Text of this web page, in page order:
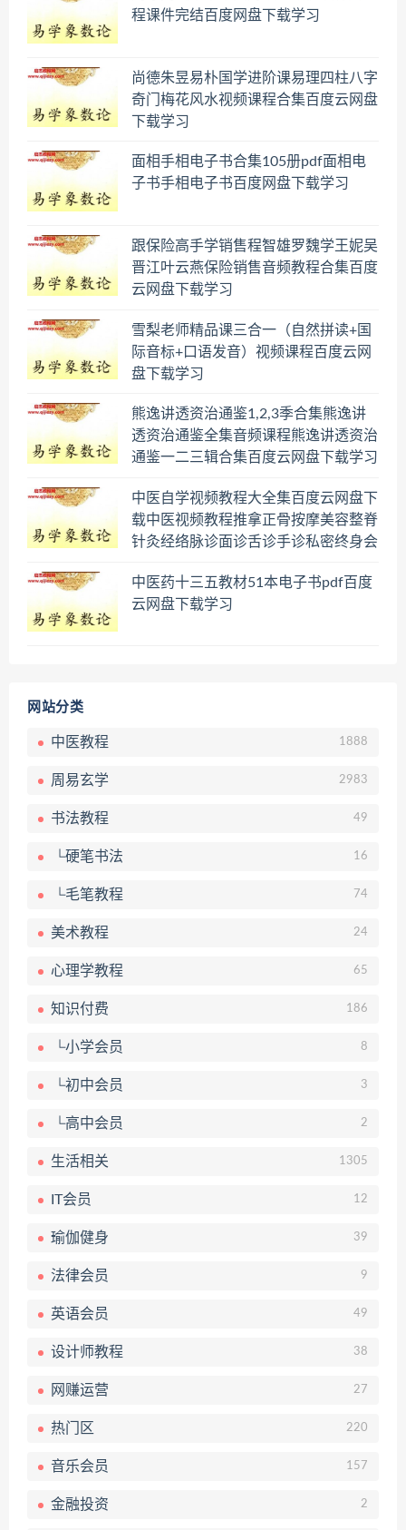
程课件完结百度网盘下载学习
尚德朱昱易朴国学进阶课易理四柱八字
奇门梅花风水视频课程合集百度云网盘
下载学习
面相手相电子书合集105册pdf面相电
子书手相电子书百度网盘下载学习
跟保险高手学销售程智雄罗魏学王妮吴
晋江叶云燕保险销售音频教程合集百度
云网盘下载学习
雪梨老师精品课三合一（自然拼读+国
际音标+口语发音）视频课程百度云网
盘下载学习
熊逸讲透资治通鉴1,2,3季合集熊逸讲
透资治通鉴全集音频课程熊逸讲透资治
通鉴一二三辑合集百度云网盘下载学习
中医自学视频教程大全集百度云网盘下
载中医视频教程推拿正骨按摩美容整脊
针灸经络脉诊面诊舌诊手诊私密终身会
中医药十三五教材51本电子书pdf百度
云网盘下载学习
网站分类
中医教程 1888
周易玄学 2983
书法教程 49
└硬笔书法 16
└毛笔教程 74
美术教程 24
心理学教程 65
知识付费 186
└小学会员 8
└初中会员 3
└高中会员 2
生活相关 1305
IT会员 12
瑜伽健身 39
法律会员 9
英语会员 49
设计师教程 38
网赚运营 27
热门区 220
音乐会员 157
金融投资 2